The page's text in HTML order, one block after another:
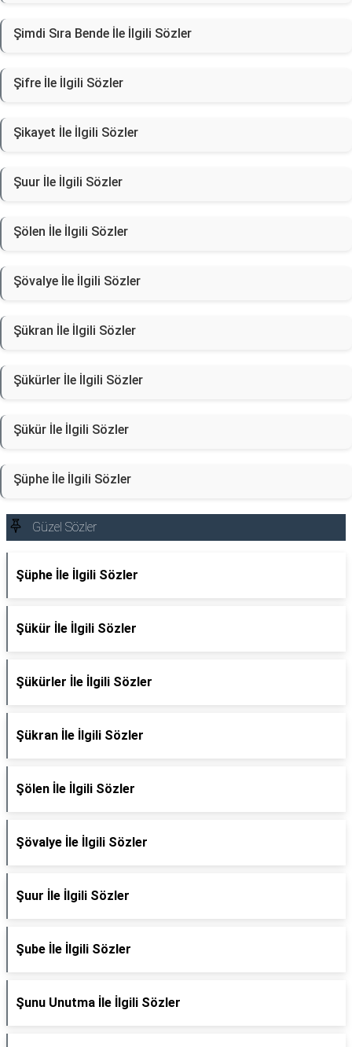
Şimdi Sıra Bende İle İlgili Sözler
Şifre İle İlgili Sözler
Şikayet İle İlgili Sözler
Şuur İle İlgili Sözler
Şölen İle İlgili Sözler
Şövalye İle İlgili Sözler
Şükran İle İlgili Sözler
Şükürler İle İlgili Sözler
Şükür İle İlgili Sözler
Şüphe İle İlgili Sözler
Güzel Sözler
Şüphe İle İlgili Sözler
Şükür İle İlgili Sözler
Şükürler İle İlgili Sözler
Şükran İle İlgili Sözler
Şölen İle İlgili Sözler
Şövalye İle İlgili Sözler
Şuur İle İlgili Sözler
Şube İle İlgili Sözler
Şunu Unutma İle İlgili Sözler